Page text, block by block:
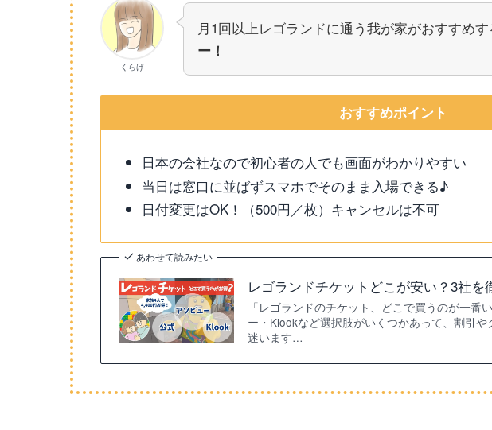
くらげ
月1回以上レゴランドに通う我が家がおすすめす
ー！
おすすめポイント
日本の会社なので初心者の人でも画面がわかりやすい
当日は窓口に並ばずスマホでそのまま入場できる♪
日付変更はOK！（500円／枚）キャンセルは不可
あわせて読みたい
レゴランドチケットどこが安い？3社を
「レゴランドのチケット、どこで買うのが一番
ー・Klookなど選択肢がいくつかあって、割引
迷います…